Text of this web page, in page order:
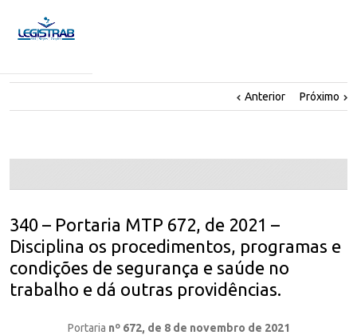
Anterior Próximo
340 – Portaria MTP 672, de 2021 –
Disciplina os procedimentos, programas e
condições de segurança e saúde no
trabalho e dá outras providências.
Portaria nº 672, de 8 de novembro de 2021